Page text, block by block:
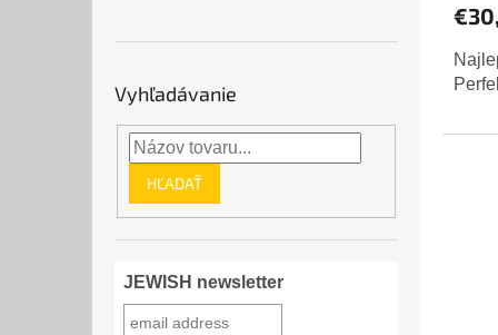
Vyhľadávanie
HĽADAŤ
JEWISH newsletter